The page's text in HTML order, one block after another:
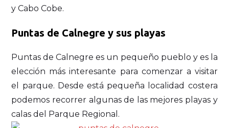
y Cabo Cobe.
Puntas de Calnegre y sus playas
Puntas de Calnegre es un pequeño pueblo y es la
elección más interesante para comenzar a visitar
el parque. Desde está pequeña localidad costera
podemos recorrer algunas de las mejores playas y
calas del Parque Regional.